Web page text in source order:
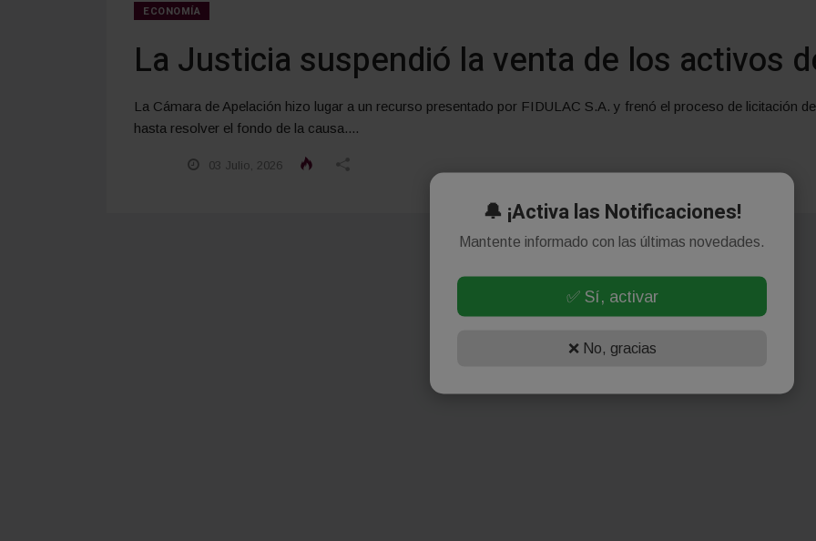
ECONOMÍA
La Justicia suspendió la venta de los activos
La Cámara de Apelación hizo lugar a un recurso presentado por FIDULAC S.A. y frenó el proceso de licitación
hasta resolver el fondo de la causa....
03 Julio, 2026
🔔 ¡Activa las Notificaciones!
Mantente informado con las últimas novedades.
✅ Sí, activar
❌ No, gracias